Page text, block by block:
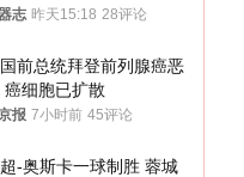
中国成关键
志 昨天15:18 28评论
前总统拜登前列腺癌恶
癌细胞已扩散
报 7小时前 45评论
-奥斯卡一球制胜 蓉城